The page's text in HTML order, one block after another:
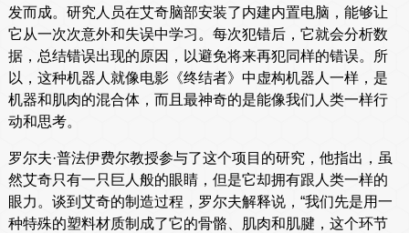
发而成。研究人员在艾奇脑部安装了内建内置电脑，能够让
它从一次次意外和失误中学习。每次犯错后，它就会分析数
据，总结错误出现的原因，以避免将来再犯同样的错误。所
以，这种机器人就像电影《终结者》中虚构机器人一样，是
机器和肌肉的混合体，而且最神奇的是能像我们人类一样行
动和思考。
罗尔夫·普法伊费尔教授参与了这个项目的研究，他指出，虽
然艾奇只有一只巨人般的眼睛，但是它却拥有跟人类一样的
眼力。谈到艾奇的制造过程，罗尔夫解释说，“我们先是用一
种特殊的塑料材质制成了它的骨骼、肌肉和肌腱，这个环节